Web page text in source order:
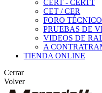
CERT - CERTT
CET / CER
FORO TÉCNICO
PRUEBAS DE
VIDEOS DE
A
TIENDA ONLINE
Cerrar
Volver